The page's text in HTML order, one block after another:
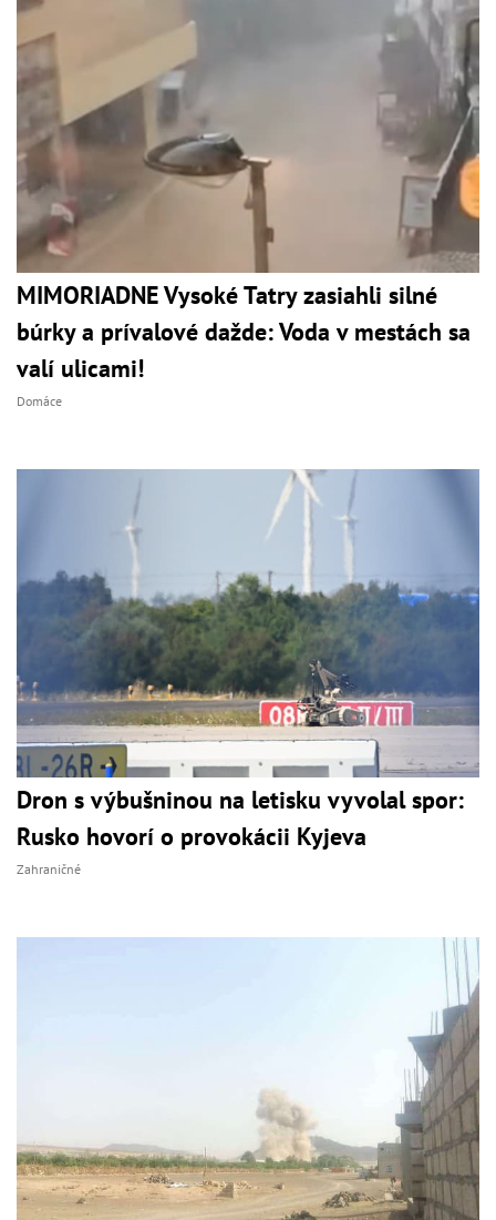
MIMORIADNE Vysoké Tatry zasiahli silné
búrky a prívalové dažde: Voda v mestách sa
valí ulicami!
Domáce
Dron s výbušninou na letisku vyvolal spor:
Rusko hovorí o provokácii Kyjeva
Zahraničné